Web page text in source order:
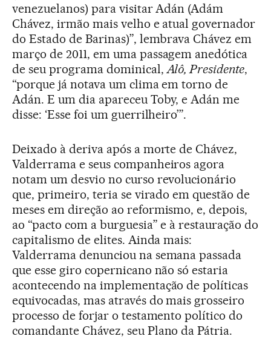
venezuelanos) para visitar Adán (Adám
Chávez, irmão mais velho e atual governador
do Estado de Barinas)”, lembrava Chávez em
março de 2011, em uma passagem anedótica
de seu programa dominical,Alô, Presidente,
“porque já notava um clima em torno de
Adán. E um dia apareceu Toby, e Adán me
disse: ‘Esse foi um guerrilheiro’”.
Deixado à deriva após a morte de Chávez,
Valderrama e seus companheiros agora
notam um desvio no curso revolucionário
que, primeiro, teria se virado em questão de
meses em direção ao reformismo, e, depois,
ao “pacto com a burguesia” e à restauração do
capitalismo de elites. Ainda mais:
Valderrama denunciou na semana passada
que esse giro copernicano não só estaria
acontecendo na implementação de políticas
equivocadas, mas através do mais grosseiro
processo de forjar o testamento político do
comandante Chávez, seu Plano da Pátria.